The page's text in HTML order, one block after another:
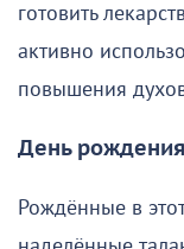
готовить
активно
повышения
День рождения
Рождённые в